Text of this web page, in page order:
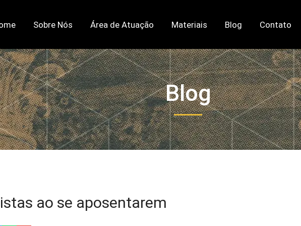
Sobre Nós Área de Atuação Materiais Blog Contato
Blog
ao se aposentarem